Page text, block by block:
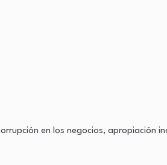
en los negocios, apropiación